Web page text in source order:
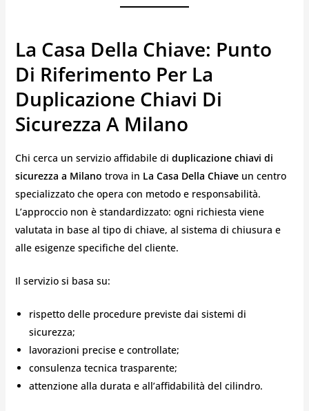
La Casa Della Chiave: Punto
Di Riferimento Per La
Duplicazione Chiavi Di
Sicurezza A Milano
Chi cerca un servizio affidabile di duplicazione chiavi di
sicurezza a Milano trova in La Casa Della Chiaveun centro
specializzato che opera con metodo e responsabilità.
L’approccio non è standardizzato: ogni richiesta viene
valutata in base al tipo di chiave, al sistema di chiusura e
alle esigenze specifiche del cliente.
Il servizio si basa su:
rispetto delle procedure previste dai sistemi di
sicurezza;
lavorazioni precise e controllate;
consulenza tecnica trasparente;
attenzione alla durata e all’affidabilità del cilindro.